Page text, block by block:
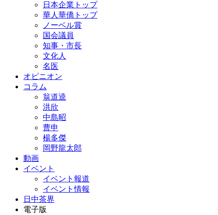
日本企業トップ
華人華僑トップ
ノーベル賞
国会議員
知事・市長
文化人
名医
オピニオン
コラム
翁道逵
洪欣
中島昭
曹申
楊多傑
岡野龍太郎
動画
イベント
イベント報道
イベント情報
日中茶界
電子版